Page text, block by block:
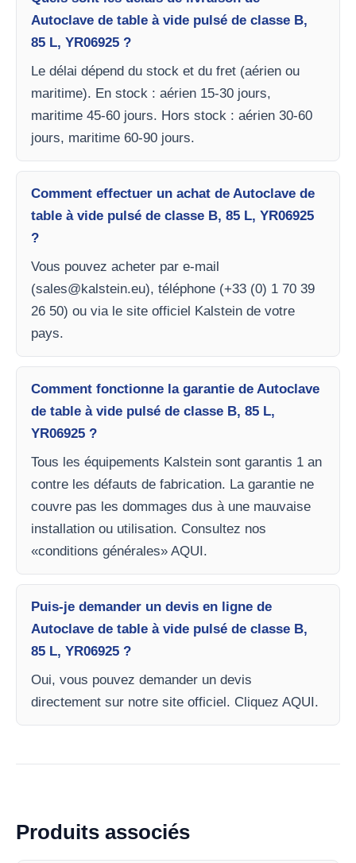
Autoclave de table à vide pulsé de classe B,
85 L, YR06925 ?
Le délai dépend du stock et du fret (aérien ou
maritime). En stock : aérien 15-30 jours,
maritime 45-60 jours. Hors stock : aérien 30-60
jours, maritime 60-90 jours.
Comment effectuer un achat de Autoclave de
table à vide pulsé de classe B, 85 L, YR06925
?
Vous pouvez acheter par e-mail
(sales@kalstein.eu), téléphone (+33 (0) 1 70 39
26 50) ou via le site officiel Kalstein de votre
pays.
Comment fonctionne la garantie de Autoclave
de table à vide pulsé de classe B, 85 L,
YR06925 ?
Tous les équipements Kalstein sont garantis 1 an
contre les défauts de fabrication. La garantie ne
couvre pas les dommages dus à une mauvaise
installation ou utilisation. Consultez nos
«conditions générales» AQUI.
Puis-je demander un devis en ligne de
Autoclave de table à vide pulsé de classe B,
85 L, YR06925 ?
Oui, vous pouvez demander un devis
directement sur notre site officiel. Cliquez AQUI.
Produits associés